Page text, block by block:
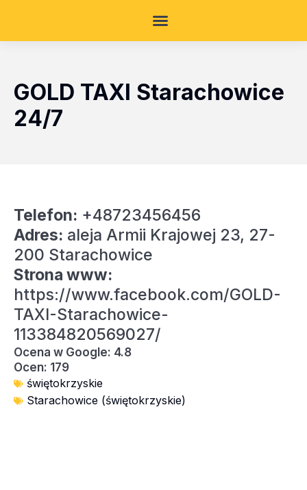
GOLD TAXI Starachowice
24/7
Telefon: +48723456456
Adres: aleja Armii Krajowej 23, 27-
200 Starachowice
Strona www:
https://www.facebook.com/GOLD-
TAXI-Starachowice-
113384820569027/
Ocena w Google: 4.8
Ocen: 179
świętokrzyskie
Starachowice (świętokrzyskie)